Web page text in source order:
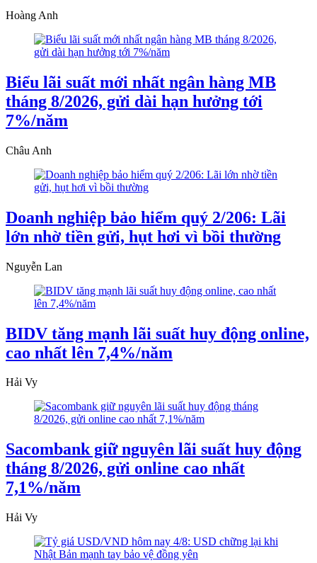
Hoàng Anh
Biểu lãi suất mới nhất ngân hàng MB
tháng 8/2026, gửi dài hạn hưởng tới
7%/năm
Châu Anh
Doanh nghiệp bảo hiểm quý 2/206: Lãi
lớn nhờ tiền gửi, hụt hơi vì bồi thường
Nguyễn Lan
BIDV tăng mạnh lãi suất huy động online,
cao nhất lên 7,4%/năm
Hải Vy
Sacombank giữ nguyên lãi suất huy động
tháng 8/2026, gửi online cao nhất
7,1%/năm
Hải Vy